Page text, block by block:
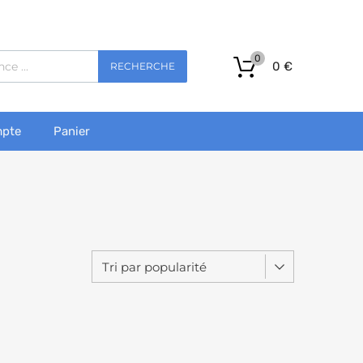
RECHERCHE 0 €
0
Panier